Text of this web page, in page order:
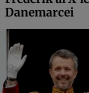
Danemarcei